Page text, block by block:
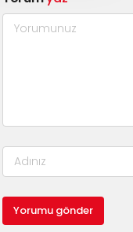
Yorumu gönder